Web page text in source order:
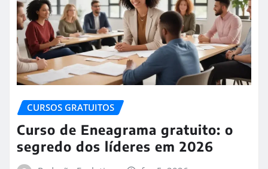
CURSOS GRATUITOS
Curso de Eneagrama gratuito: o
segredo dos líderes em 2026